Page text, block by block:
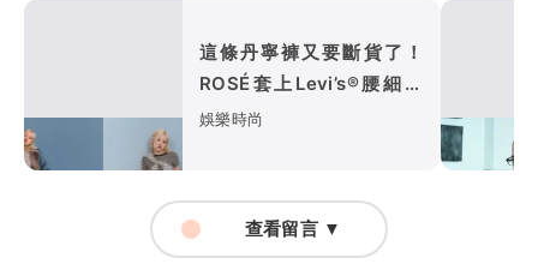
這條丹寧褲又要斷貨了！
ROSÉ套上Levi’s®腰細、
腿長有夠燒
娛樂時尚
查看留言 ▼